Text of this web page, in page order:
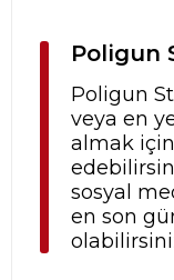
Poligun
Poligun
veya en
almak
sosyal
en son